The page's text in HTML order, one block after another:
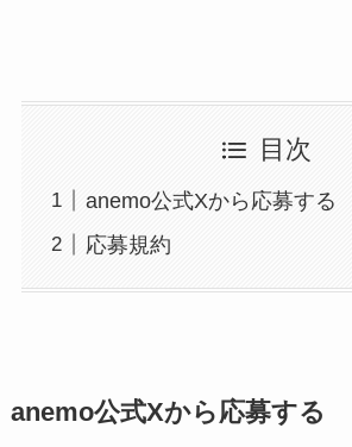
目次
anemo公式Xから応募する
応募規約
anemo公式Xから応募する